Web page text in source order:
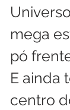
mega
pó
E ainda
centro